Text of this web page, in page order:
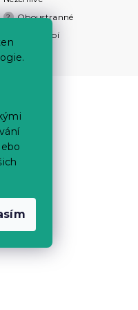
? Oboustranné
Roční období
Sady